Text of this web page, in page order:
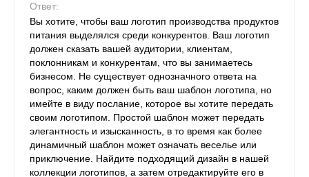
Ответ:
Вы хотите, чтобы ваш логотип производства продуктов
питания выделялся среди конкурентов. Ваш логотип
должен сказать вашей аудитории, клиентам,
поклонникам и конкурентам, что вы занимаетесь
бизнесом. Не существует однозначного ответа на
вопрос, каким должен быть ваш шаблон логотипа, но
имейте в виду послание, которое вы хотите передать
своим логотипом. Простой шаблон может передать
элегантность и изысканность, в то время как более
динамичный шаблон может означать веселье или
приключение. Найдите подходящий дизайн в нашей
коллекции логотипов, а затем отредактируйте его в